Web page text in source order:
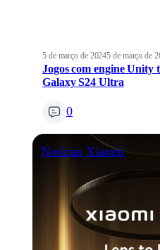
5 de março de 20245 de março de
Jogos com engine Unity
Galaxy S24 Ultra
0
Notícias Xiaomi